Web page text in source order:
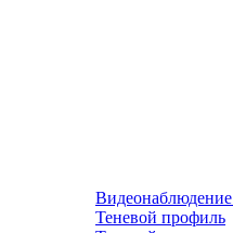
Видеонаблюдение
Теневой профиль